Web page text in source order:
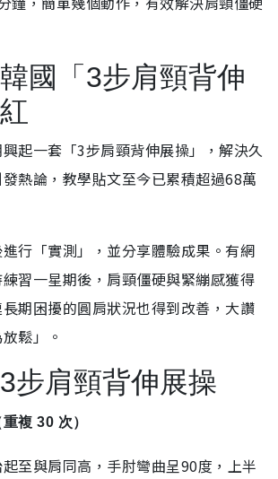
國「3步肩頸背伸
興起一套「3步肩頸背伸展操」，解決久
熱論，教學貼文至今已累積超過68萬
行「實測」，並分享體驗成果。有網
習一星期後，肩頸僵硬與緊繃感獲得
期困擾的圓肩狀況也得到改善，大讚
鬆」。
步肩頸背伸展操
複 30 次）
至與肩同高，手肘彎曲呈90度，上半